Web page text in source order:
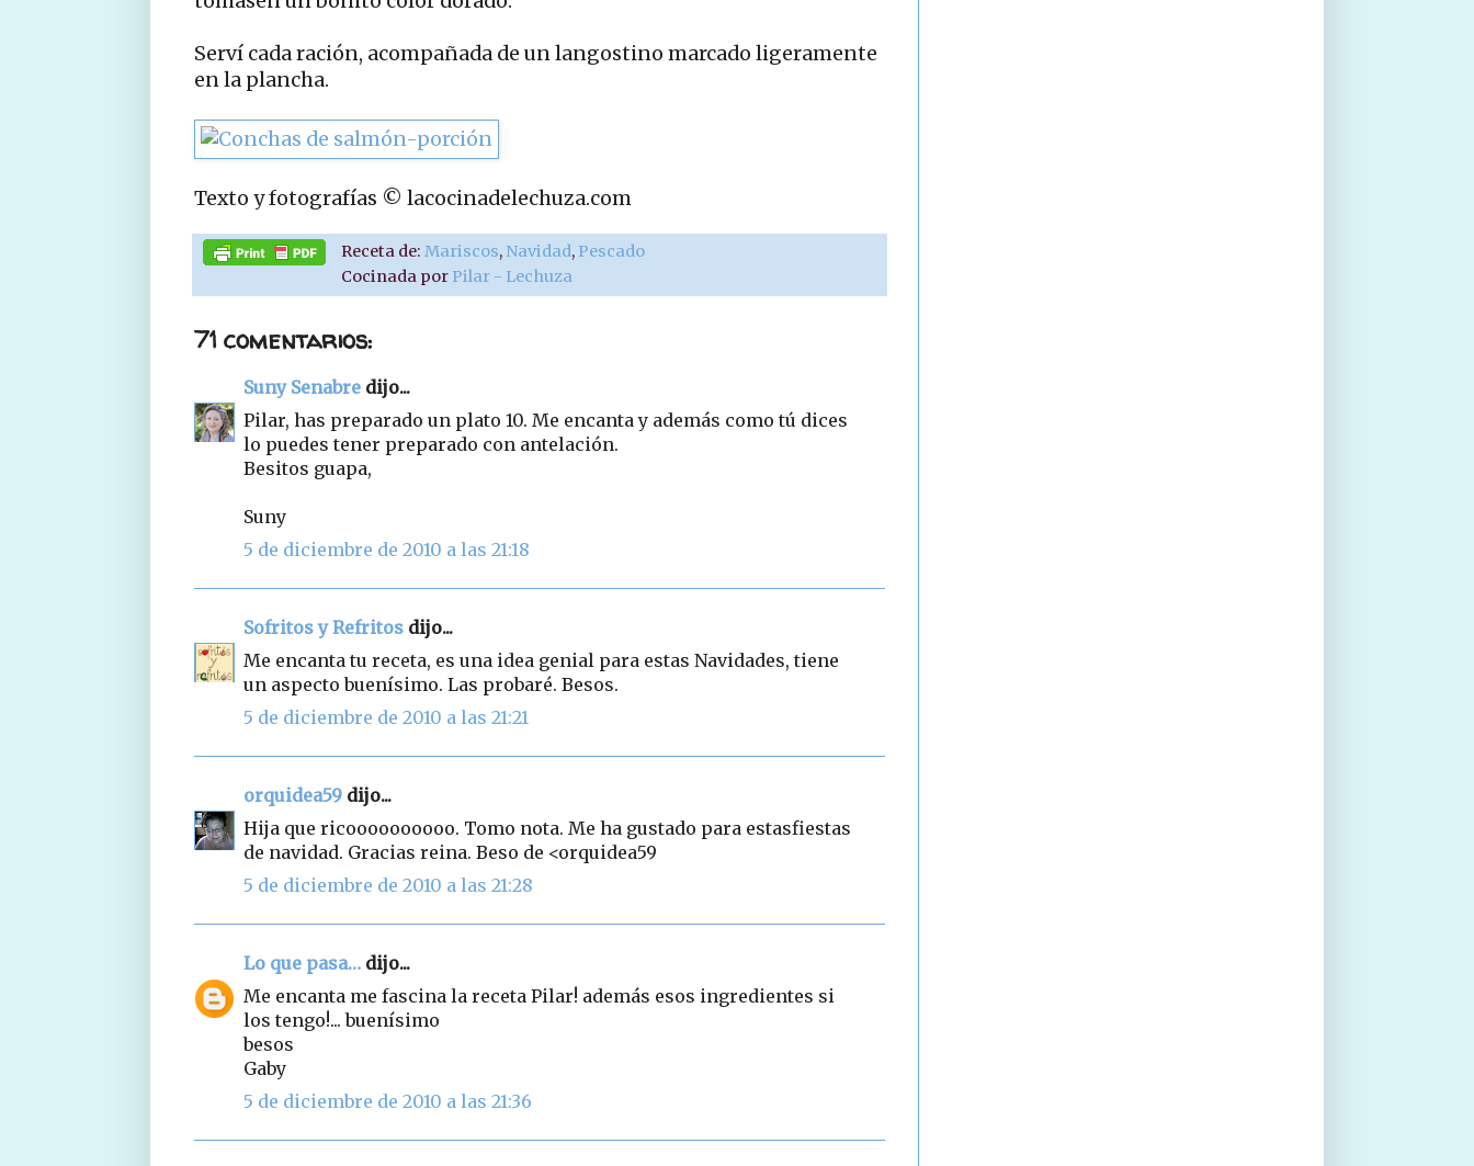
Serví cada ración, acompañada de un langostino marcado ligeramente
en la plancha.
Texto y fotografías © lacocinadelechuza.com
Receta de:Mariscos, Navidad, Pescado
Cocinada por Pilar - Lechuza
71 comentarios:
Suny Senabre dijo...
Pilar, has preparado un plato 10. Me encanta y además como tú dices
lo puedes tener preparado con antelación.
Besitos guapa,
Suny
5 de diciembre de 2010 a las 21:18
Sofritos y Refritos dijo...
Me encanta tu receta, es una idea genial para estas Navidades, tiene
un aspecto buenísimo. Las probaré. Besos.
5 de diciembre de 2010 a las 21:21
orquidea59 dijo...
Hija que ricoooooooooo. Tomo nota. Me ha gustado para estasfiestas
de navidad. Gracias reina. Beso de <orquidea59
5 de diciembre de 2010 a las 21:28
Lo que pasa… dijo...
Me encanta me fascina la receta Pilar! además esos ingredientes si
los tengo!... buenísimo
besos
Gaby
5 de diciembre de 2010 a las 21:36